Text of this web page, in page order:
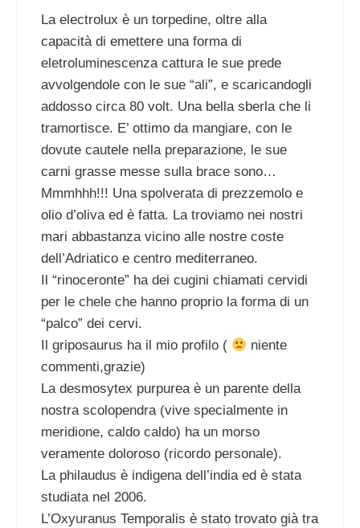
La electrolux è un torpedine, oltre alla
capacità di emettere una forma di
eletroluminescenza cattura le sue prede
avvolgendole con le sue “ali”, e scaricandogli
addosso circa 80 volt. Una bella sberla che li
tramortisce. E’ ottimo da mangiare, con le
dovute cautele nella preparazione, le sue
carni grasse messe sulla brace sono…
Mmmhhh!!! Una spolverata di prezzemolo e
olio d’oliva ed è fatta. La troviamo nei nostri
mari abbastanza vicino alle nostre coste
dell’Adriatico e centro mediterraneo.
Il “rinoceronte” ha dei cugini chiamati cervidi
per le chele che hanno proprio la forma di un
“palco” dei cervi.
Il griposaurus ha il mio profilo (
niente
commenti,grazie)
La desmosytex purpurea è un parente della
nostra scolopendra (vive specialmente in
meridione, caldo caldo) ha un morso
veramente doloroso (ricordo personale).
La philaudus è indigena dell’india ed è stata
studiata nel 2006.
L’Oxyuranus Temporalis è stato trovato già tra